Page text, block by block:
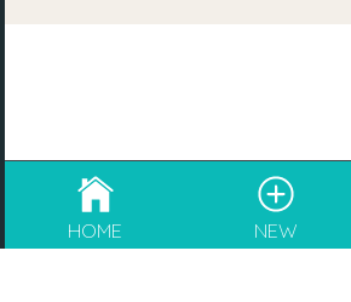
成為blogger，請電郵至
© 2026 re:Beauté
HOME NEW